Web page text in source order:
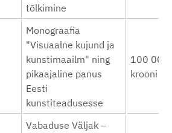
tõlkimine
Monograafia
"Visuaalne kujund ja
kunstimaailm" ning
pikaajaline panus
Eesti
kunstiteadusesse
100 000
krooni
Vabaduse Väljak –